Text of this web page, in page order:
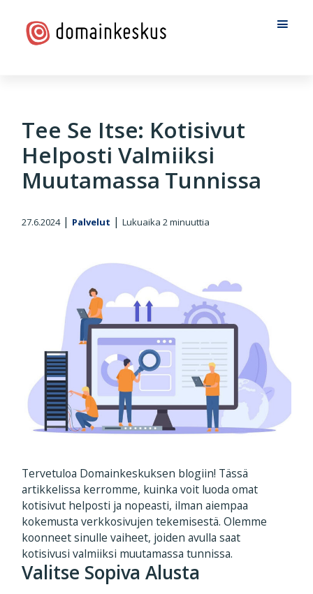
pääsisältöön
ensisijaiseen
sivupalkkiin
alatunnisteeseen
Tee Se Itse: Kotisivut
Helposti Valmiiksi
Muutamassa Tunnissa
27.6.2024| Palvelut |Lukuaika 2minuuttia
Tervetuloa Domainkeskuksen blogiin! Tässä
artikkelissa kerromme, kuinka voit luoda omat
kotisivut helposti ja nopeasti, ilman aiempaa
kokemusta verkkosivujen tekemisestä. Olemme
koonneet sinulle vaiheet, joiden avulla saat
kotisivusi valmiiksi muutamassa tunnissa.
Valitse Sopiva Alusta